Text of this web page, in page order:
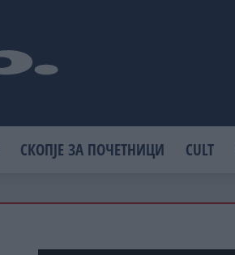
СКОПЈЕ ЗА ПОЧЕТНИЦИ CULT